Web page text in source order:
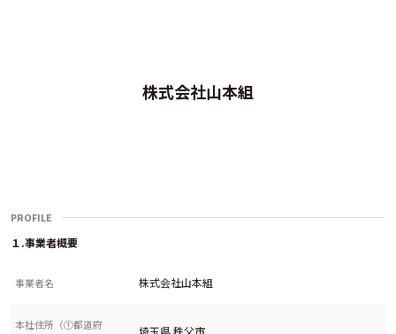
株式会社山本組
PROFILE
１.事業者概要
事業者名 株式会社山本組
本社住所（①都道府
埼玉県 秩父市